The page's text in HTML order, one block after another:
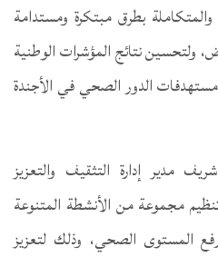
والمتكاملة بطرق مبتكرة ومستدامة
ولتحسين نتائج المؤشرات الوطنية
الدور الصحي في الأجندة
مدير إدارة التثقيف والتعزيز
مجموعة من الأنشطة المتنوعة
المستوى الصحي، وذلك لتعزيز